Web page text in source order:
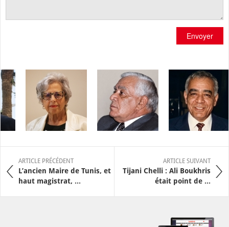
Envoyer
ARTICLE PRÉCÉDENT
L’ancien Maire de Tunis, et
haut magistrat, ...
ARTICLE SUIVANT
Tijani Chelli : Ali Boukhris
était point de ...